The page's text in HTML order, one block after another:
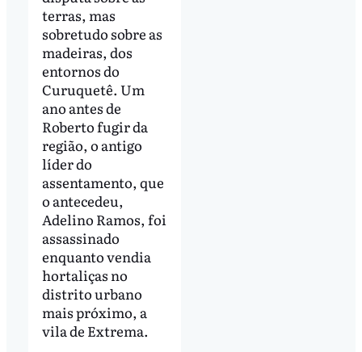
terras, mas
sobretudo sobre as
madeiras, dos
entornos do
Curuquetê. Um
ano antes de
Roberto fugir da
região, o antigo
líder do
assentamento, que
o antecedeu,
Adelino Ramos, foi
assassinado
enquanto vendia
hortaliças no
distrito urbano
mais próximo, a
vila de Extrema.